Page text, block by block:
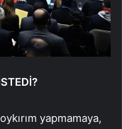
yapmamaya,